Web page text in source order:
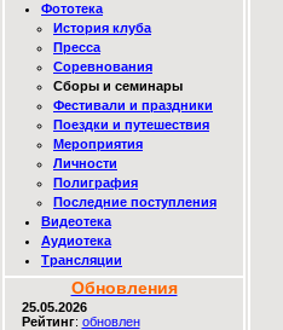
Фототека
История клуба
Пресса
Соревнования
Сборы и семинары
Фестивали и праздники
Поездки и путешествия
Мероприятия
Личности
Полиграфия
Последние поступления
Видеотека
Аудиотека
Трансляции
Обновления
25.05.2026
Рейтинг: обновлен